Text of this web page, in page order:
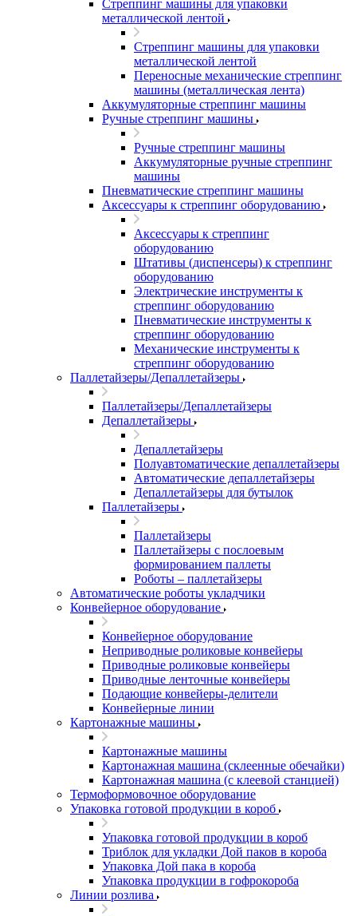
Стреппинг машины для упаковки
металлической лентой
Стреппинг машины для упаковки
металлической лентой
Переносные механические стреппинг
машины (металлическая лента)
Аккумуляторные стреппинг машины
Ручные стреппинг машины
Ручные стреппинг машины
Аккумуляторные ручные стреппинг
машины
Пневматические стреппинг машины
Аксессуары к стреппинг оборудованию
Аксессуары к стреппинг
оборудованию
Штативы (диспенсеры) к стреппинг
оборудованию
Электрические инструменты к
стреппинг оборудованию
Пневматические инструменты к
стреппинг оборудованию
Механические инструменты к
стреппинг оборудованию
Паллетайзеры/Депаллетайзеры
Паллетайзеры/Депаллетайзеры
Депаллетайзеры
Депаллетайзеры
Полуавтоматические депаллетайзеры
Автоматические депаллетайзеры
Депаллетайзеры для бутылок
Паллетайзеры
Паллетайзеры
Паллетайзеры с послоевым
формированием паллеты
Роботы – паллетайзеры
Автоматические роботы укладчики
Конвейерное оборудование
Конвейерное оборудование
Неприводные роликовые конвейеры
Приводные роликовые конвейеры
Приводные ленточные конвейеры
Подающие конвейеры-делители
Конвейерные линии
Картонажные машины
Картонажные машины
Картонажная машина (склеенные обечайки)
Картонажная машина (с клеевой станцией)
Термоформовочное оборудование
Упаковка готовой продукции в короб
Упаковка готовой продукции в короб
Триблок для укладки Дой паков в короба
Упаковка Дой пака в короба
Упаковка продукции в гофрокороба
Линии розлива